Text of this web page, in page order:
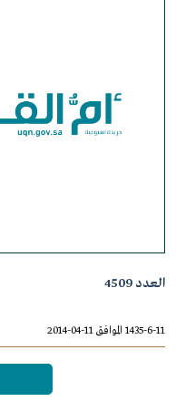
العدد 4509
1435-6-11 الموافق 11-04-2014